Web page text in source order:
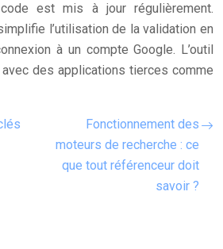
est mis à jour régulièrement.
l’utilisation de la validation en
à un compte Google. L’outil
des applications tierces comme
Fonctionnement des
moteurs de recherche : ce
que tout référenceur doit
savoir ?